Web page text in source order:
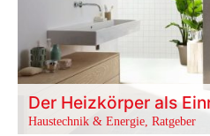
Der Heizkörper als
Haustechnik & Energie Ratgeber